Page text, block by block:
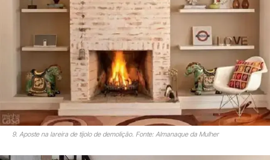
9. Aposte na lareira de tijolo de demolição. Fonte: Almanaque da Mulher